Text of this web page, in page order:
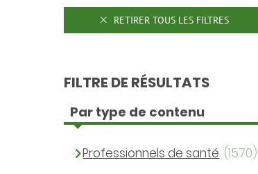
RETIRER TOUS LES FILTRES
FILTRE DE RÉSULTATS
Par type de contenu
Professionnels de santé (1570)